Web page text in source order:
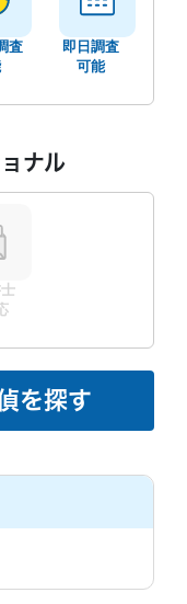
れています。
て真似できないサー
金
査
即日調査
可能
ナル
を探す